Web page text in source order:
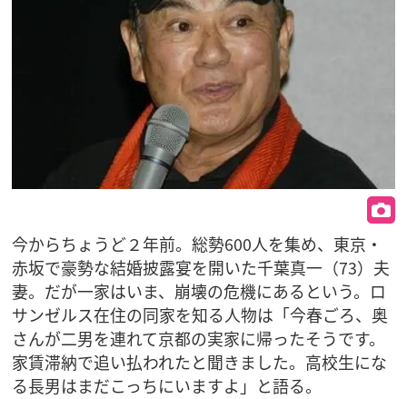
今からちょうど２年前。総勢600人を集め、東京・
赤坂で豪勢な結婚披露宴を開いた千葉真一（73）夫
妻。だが一家はいま、崩壊の危機にあるという。ロ
サンゼルス在住の同家を知る人物は「今春ごろ、奥
さんが二男を連れて京都の実家に帰ったそうです。
家賃滞納で追い払われたと聞きました。高校生にな
る長男はまだこっちにいますよ」と語る。